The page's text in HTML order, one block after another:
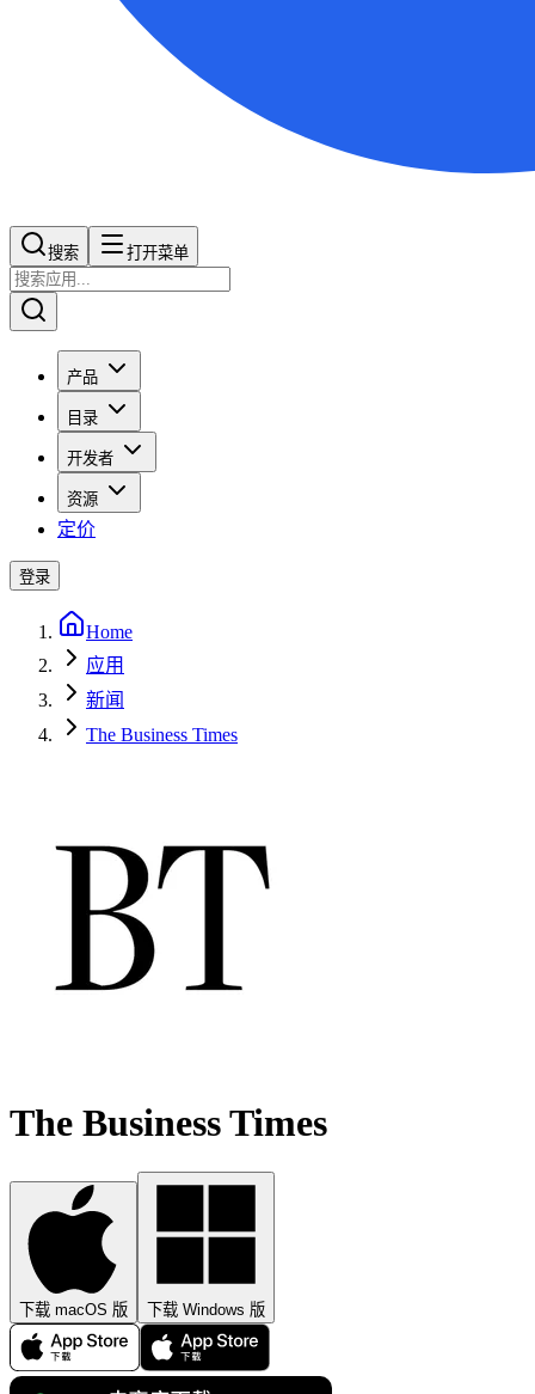
搜索​​​​ 打开菜单
产品
目录
开发者
资源
定价
登录
Home
应用
新闻
The Business Times
The Business Times
下载 macOS 版 下载 Windows 版